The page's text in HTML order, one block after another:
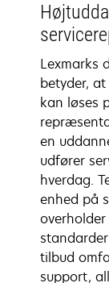
Lexmarks
betyder,
kan løses
en
udfører
hverdag.
enhed på
tilbud
support,